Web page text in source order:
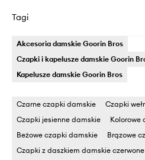
Tagi
Akcesoria damskie Goorin Bros
Czapki i kapelusze damskie Goorin
Kapelusze damskie Goorin Bros
Czarne czapki damskie
Czapki
Czapki jesienne damskie
Kolorowe
Beżowe czapki damskie
Brązowe
Czapki z daszkiem damskie czerwone